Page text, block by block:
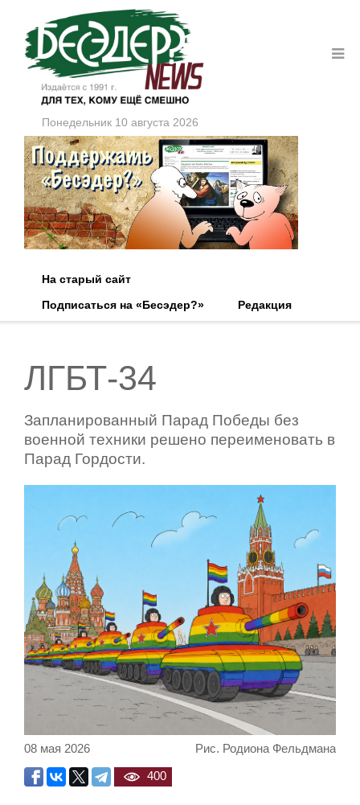
Понедельник 10 августа 2026
На старый сайт
Подписаться на «Бесэдер?»
Редакция
ЛГБТ-34
Запланированный Парад Победы без
военной техники решено переименовать в
Парад Гордости.
Рис. Родиона Фельдмана
08 мая 2026
400